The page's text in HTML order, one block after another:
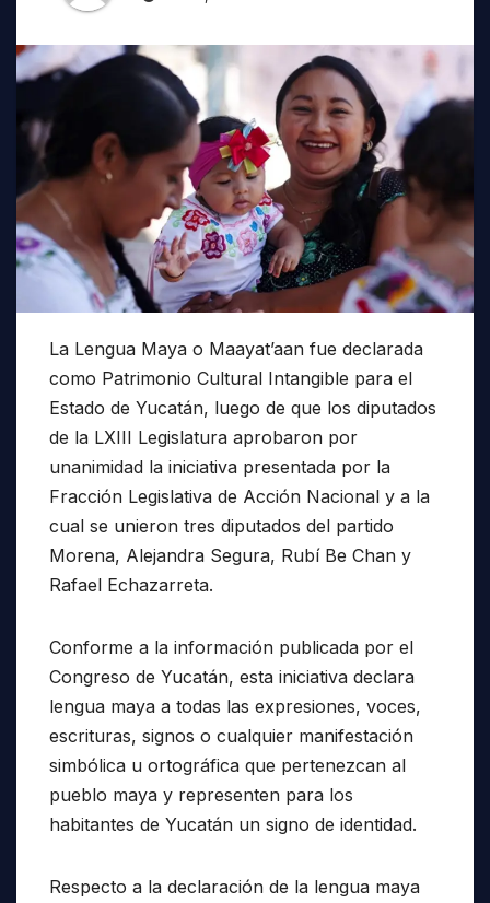
La Lengua Maya o Maayat’aan fue declarada
como Patrimonio Cultural Intangible para el
Estado de Yucatán, luego de que los diputados
de la LXIII Legislatura aprobaron por
unanimidad la iniciativa presentada por la
Fracción Legislativa de Acción Nacional y a la
cual se unieron tres diputados del partido
Morena, Alejandra Segura, Rubí Be Chan y
Rafael Echazarreta.
Conforme a la información publicada por el
Congreso de Yucatán, esta iniciativa declara
lengua maya a todas las expresiones, voces,
escrituras, signos o cualquier manifestación
simbólica u ortográfica que pertenezcan al
pueblo maya y representen para los
habitantes de Yucatán un signo de identidad.
Respecto a la declaración de la lengua maya